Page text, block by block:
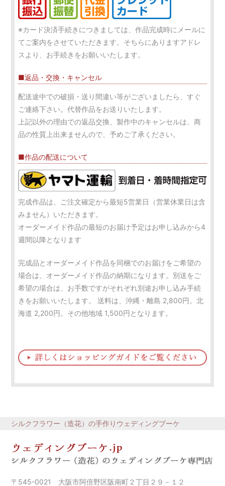
※カード決済手続きにつきましては、作品完成時にメールに
てご案内をさせていただきます。そちらにありますアドレ
スより、お手続きをお願いいたします。
■返品・交換・キャンセル
配送途中での破損・送り間違い等がございましたら、すぐ
ご連絡下さい。代替作品をお送りいたします。
上記以外の理由での返品交換、製作中のキャンセルは、商
品の性質上出来ませんので、予めご了承ください。
■作品の配送について
完成作品は、ご注文確定から最短5営業日（営業休業日は含
みません）いただきます。
オーダーメイド作品の最短のお届け予定はお申し込みから4
週間以降となります
完成品とオーダーメイド作品を同梱でのお届けをご希望の
場合は、オーダーメイド作品の納期になります。別送をご
希望の場合は、お手数ですがそれぞれ別途お申し込み手続
きをお願いいたします。 送料は、沖縄・離島 2,800円。北
海道 2,200円。その他地域 1,500円となります。
シルクフラワー（造花）の手作りウェディングブーケ
〒545-0021 大阪市阿倍野区阪南町２丁目２９－１２